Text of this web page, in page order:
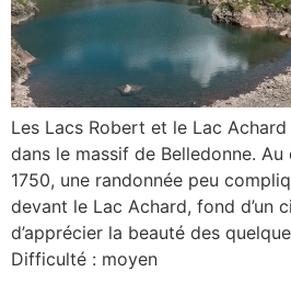
Les Lacs Robert et le Lac
dans le massif de Belledonne.
1750, une randonnée peu
devant le Lac Achard, fond d’un
d’apprécier la beauté des
Difficulté : moyen